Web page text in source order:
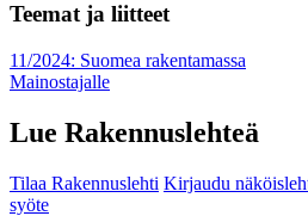
Teemat ja liitteet
11/2024: Suomea rakentamassa
Mainostajalle
Lue Rakennuslehteä
Tilaa Rakennuslehti Kirjaudu
syöte